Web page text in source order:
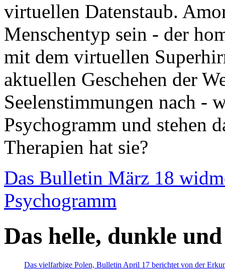
virtuellen Datenstaub.
Menschentyp sein - der
mit dem virtuellen
aktuellen Geschehen der
Seelenstimmungen nach -
Psychogramm und stehen
Therapien hat sie?
Das Bulletin März 18
Psychogramm
Das helle, dunkle
Das vielfarbige Polen, Bulletin April 17 berichtet von der